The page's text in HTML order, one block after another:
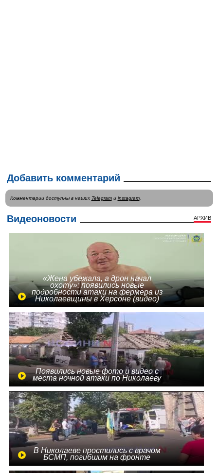
Добавить комментарий
Комментарии доступны в наших Telegramи instagram.
Видеоновости АРХИВ
«Жена убежала, а дрон начал
охоту»: появились новые
подробности атаки на фермера из
Николаевщины в Херсоне (видео)
Появились новые фото и видео с
места ночной атаки по Николаеву
В Николаеве простились с врачом
БСМП, погибшим на фронте